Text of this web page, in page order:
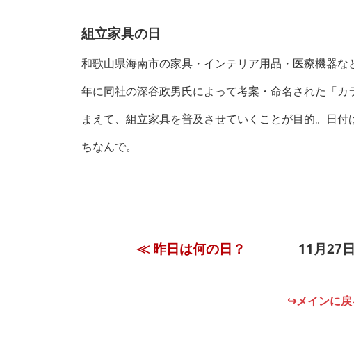
組立家具の日
和歌山県海南市の家具・インテリア用品・医療機器
年に同社の深谷政男氏によって考案・命名された「
まえて、組立家具を普及させていくことが目的。日
ちなんで。
≪ 昨日は何の日？ 11月
↪メインに戻